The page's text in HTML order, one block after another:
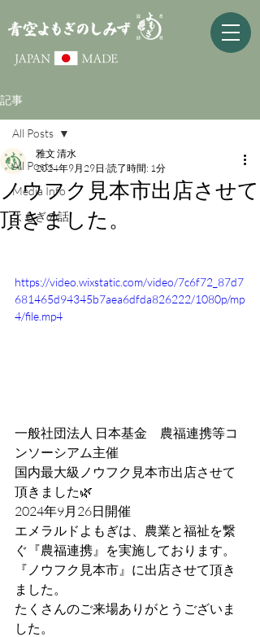
記事
All Posts
Media Info
よもぎの話
All Posts
ノウフク見本市出店させて
頂きました。
雅文 清水
2024年9月29日 読了時間: 1分
https://video.wixstatic.com/video/7c6f72_87d7
681465d94345b7aea6dfda826222/1080p/mp
4/file.mp4
一般社団法人 日本基金　農福連携等コ
ンソーシアム主催
国内最大級ノウフク見本市出店させて
頂きました🌿
2024年9月26日開催
エメラルドよもぎは、農業と福祉を繋
ぐ『農福連携』を実施しております。
『ノウフク見本市』に出店させて頂き
ました。
たくさんのご来場ありがとうございま
した。